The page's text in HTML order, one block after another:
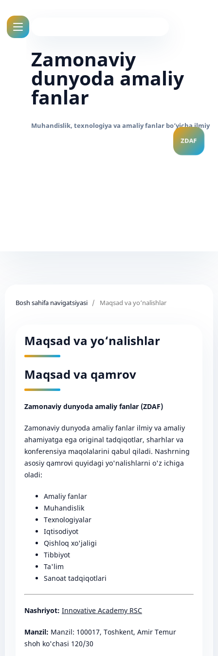
Zamonaviy
dunyoda amaliy
fanlar
Bosh sahifa navigatsiyasi / Maqsad va yo‘nalishlar
Maqsad va yo‘nalishlar
Maqsad va qamrov
Zamonaviy dunyoda amaliy fanlar (ZDAF)
Zamonaviy dunyoda amaliy fanlar ilmiy va amaliy
ahamiyatga ega original tadqiqotlar, sharhlar va
konferensiya maqolalarini qabul qiladi. Nashrning
asosiy qamrovi quyidagi yo'nalishlarni o'z ichiga
oladi:
Amaliy fanlar
Muhandislik
Texnologiyalar
Iqtisodiyot
Qishloq xo'jaligi
Tibbiyot
Ta'lim
Sanoat tadqiqotlari
Nashriyot: Innovative Academy RSC
Manzil: Manzil: 100017, Toshkent, Amir Temur
shoh ko'chasi 120/30